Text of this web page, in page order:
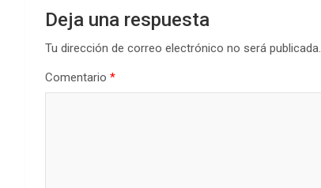
Deja una respuesta
Tu dirección de correo electrónico no será publicada.
Comentario *